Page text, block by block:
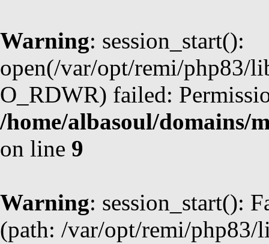
Warning: session_start():
open(/var/opt/remi/php83/
O_RDWR) failed:
/home/albasoul/domains/
on line 9
Warning: session_start():
(path: /var/opt/remi/php83/